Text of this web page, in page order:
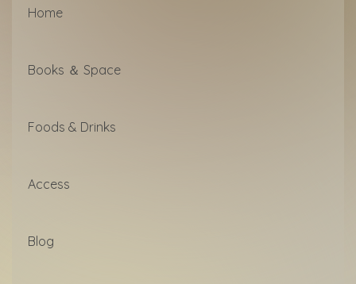
Home
Books ＆ Space
Foods & Drinks
Access
Blog